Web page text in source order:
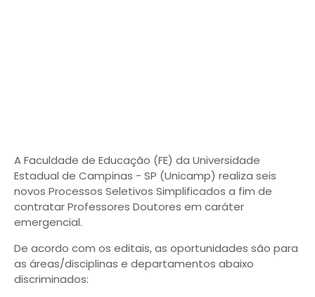
A Faculdade de Educação (FE) da Universidade
Estadual de Campinas - SP (Unicamp) realiza seis
novos Processos Seletivos Simplificados a fim de
contratar Professores Doutores em caráter
emergencial.
De acordo com os editais, as oportunidades são para
as áreas/disciplinas e departamentos abaixo
discriminados: